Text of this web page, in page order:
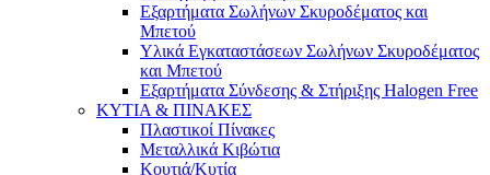
Εξαρτήματα Σωλήνων Σκυροδέματος και
Μπετού
Υλικά Εγκαταστάσεων Σωλήνων Σκυροδέματος
και Μπετού
Εξαρτήματα Σύνδεσης & Στήριξης Halogen Free
ΚΥΤΙΑ & ΠΙΝΑΚΕΣ
Πλαστικοί Πίνακες
Μεταλλικά Κιβώτια
Κουτιά/Κυτία